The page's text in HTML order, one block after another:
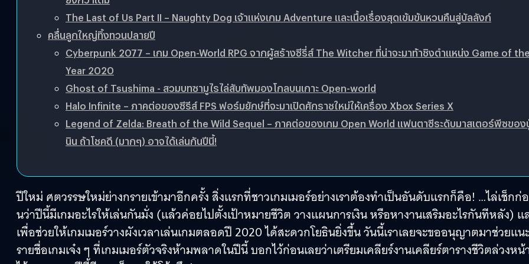
The Last of Us Part II​ – Naughty Dog เจ้าแห่งเกม​ Adventure​ และเนื้อเรื่องสุดเข้มข้นหวนคืนสู่บัลลังก์
คลื่นลูกใหญ่ทิ้งทวนปลายปี
Cyberpunk 2077 – เกม​ Open-World RPG​ จากผู้สร้างซีรี่ส์​ The​ Witcher ที่น่าจะมาท้าชิงตำแหน่ง​ Game​ of the
Year 2020
Ghost of Tsushima -​ สวมบทซามูไรไล่สับทัพมองโกลบนเกาะ​ Open-world
Halo Infinite – ภาคต่อของซีรีส์​ FPS ฟอร์มยักษ์ที่จะมาเปิดศักราชใหม่ให้เครื่อง​ Xbox​ Series​ X
Legend of Zelda: Breath of the Wild Sequel – ภาคต่อของเกม​ Open​ World แฟนตาซีระดับมาสเตอร์พีซของ
นิน​ ถ้าโชคดี​ (มากๆ) อาจได้เล่นกันปีนี้!
ปีใหม่​ ศตวรรษใหม่ย่างกรายเข้ามาอีกครั้ง​ สิ่งแรกที่ชาวเกมเมอร์อย่างเราต้องทำเป็นอันดับแรกก็คือ! …ไล่เช็กก่อ
นว่าปีนี้มีเกมอะไรให้เล่นกันมั่ง (แล้วค่อยไปตั้งเป้าหมายชีวิต​ วางแผนการเงิน​ หรือหางานเสริมอะไรกันทีหลัง)​ แ
เพื่อช่วยให้เกมเมอร์วางผังเวลาเล่นเกมตลอดปี 2020 ได้สะดวกโยธินยิ่งขึ้น​ วันนี้เราเลยจะขออนุญาตมาช่วยแน
รายชื่อเกมเจ๋ง ๆ​ ที่เกมเมอร์ตัวจริงห้ามพลาดในปีนี้​ บอกไว้ก่อนเลยว่าเตรียมเคลียร์งานเคลียร์ตารางชีวิตล่วงห